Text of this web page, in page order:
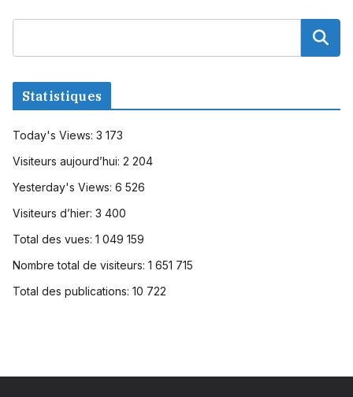
Statistiques
Today's Views: 3 173
Visiteurs aujourd’hui: 2 204
Yesterday's Views: 6 526
Visiteurs d’hier: 3 400
Total des vues: 1 049 159
Nombre total de visiteurs: 1 651 715
Total des publications: 10 722